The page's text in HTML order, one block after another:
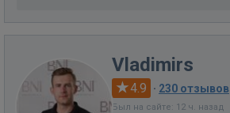
Vladimirs
4.9 · 230 отзывов
Был на сайте: 12 ч. назад